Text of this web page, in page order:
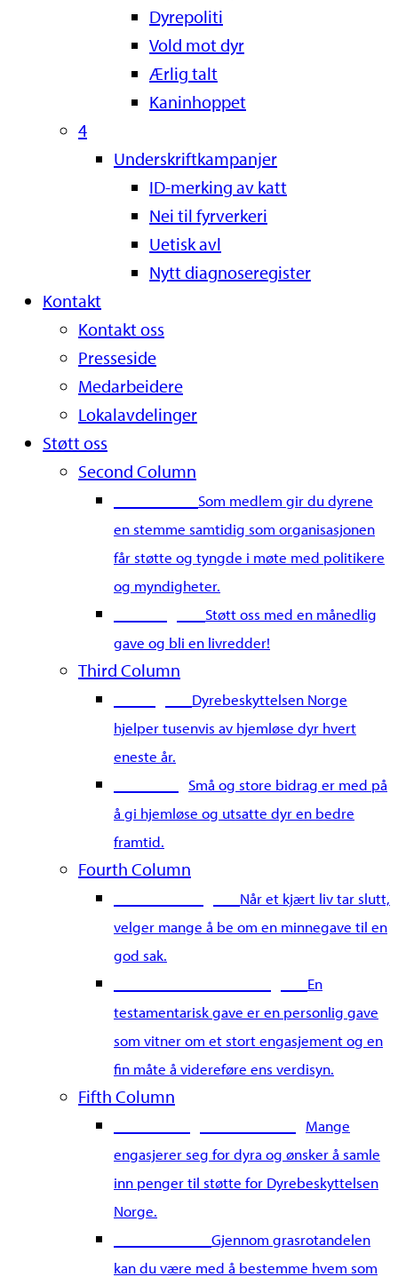
Dyrepoliti
Vold mot dyr
Ærlig talt
Kaninhoppet
4
Underskriftkampanjer
ID-merking av katt
Nei til fyrverkeri
Uetisk avl
Nytt diagnoseregister
Kontakt
Kontakt oss
Presseside
Medarbeidere
Lokalavdelinger
Støtt oss
Second Column
Som medlem gir du dyrene
en stemme samtidig som organisasjonen
får støtte og tyngde i møte med politikere
og myndigheter.
Støtt oss med en månedlig
gave og bli en livredder!
Third Column
Dyrebeskyttelsen Norge
hjelper tusenvis av hjemløse dyr hvert
eneste år.
Små og store bidrag er med på
å gi hjemløse og utsatte dyr en bedre
framtid.
Fourth Column
Når et kjært liv tar slutt,
velger mange å be om en minnegave til en
god sak.
En
testamentarisk gave er en personlig gave
som vitner om et stort engasjement og en
fin måte å videreføre ens verdisyn.
Fifth Column
Mange
engasjerer seg for dyra og ønsker å samle
inn penger til støtte for Dyrebeskyttelsen
Norge.
Gjennom grasrotandelen
kan du være med å bestemme hvem som